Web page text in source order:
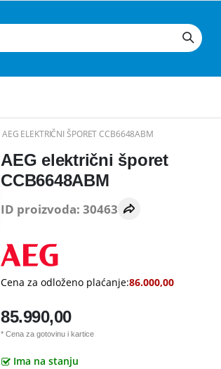
AEG ELEKTRIČNI ŠPORET CCB6648ABM
AEG električni šporet
CCB6648ABM
ID proizvoda: 30463
Cena za odloženo plaćanje:86.000,00
85.990,00
* Cena za gotovinu i kartice
Ima na stanju